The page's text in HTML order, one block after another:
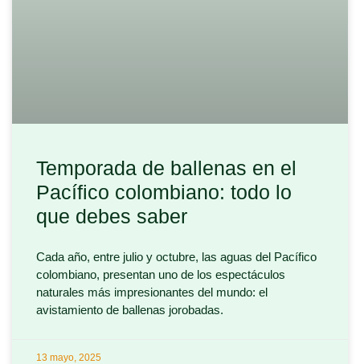
Temporada de ballenas en el
Pacífico colombiano: todo lo
que debes saber
Cada año, entre julio y octubre, las aguas del Pacífico
colombiano, presentan uno de los espectáculos
naturales más impresionantes del mundo: el
avistamiento de ballenas jorobadas.
13 mayo, 2025